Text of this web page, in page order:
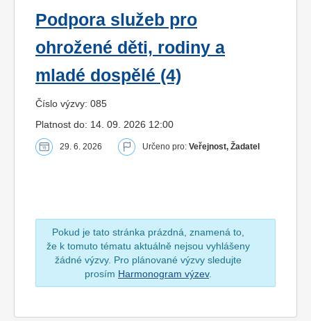
Podpora služeb pro
ohrožené děti, rodiny a
mladé dospělé (4)
Číslo výzvy: 085
Platnost do: 14. 09. 2026 12:00
29. 6. 2026 Určeno pro: Veřejnost, Žadatel
Pokud je tato stránka prázdná, znamená to,
že k tomuto tématu aktuálně nejsou vyhlášeny
žádné výzvy. Pro plánované výzvy sledujte
prosím Harmonogram výzev.